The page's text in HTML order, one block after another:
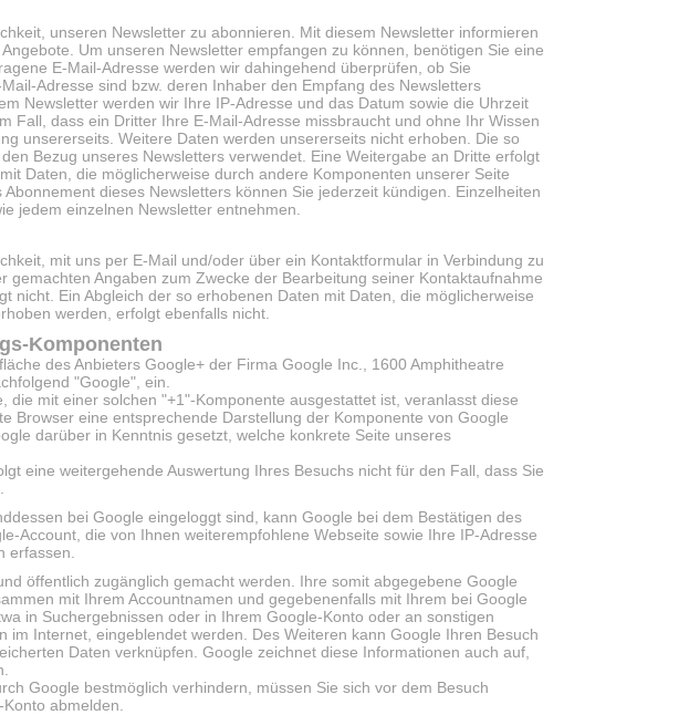
unseren Newsletter zu abonnieren. Mit diesem Newsletter informieren
Um unseren Newsletter empfangen zu können, benötigen Sie eine
E-Mail-Adresse werden wir dahingehend überprüfen, ob Sie
Adresse sind bzw. deren Inhaber den Empfang des Newsletters
Newsletter werden wir Ihre IP-Adresse und das Datum sowie die Uhrzeit
Fall, dass ein Dritter Ihre E-Mail-Adresse missbraucht und ohne Ihr Wissen
unsererseits. Weitere Daten werden unsererseits nicht erhoben. Die so
Bezug unseres Newsletters verwendet. Eine Weitergabe an Dritte erfolgt
Daten, die möglicherweise durch andere Komponenten unserer Seite
dieses Newsletters können Sie jederzeit kündigen. Einzelheiten
jedem einzelnen Newsletter entnehmen.
mit uns per E-Mail und/oder über ein Kontaktformular in Verbindung zu
gemachten Angaben zum Zwecke der Bearbeitung seiner Kontaktaufnahme
nicht. Ein Abgleich der so erhobenen Daten mit Daten, die möglicherweise
werden, erfolgt ebenfalls nicht.
Komponenten
des Anbieters Google+ der Firma Google Inc., 1600 Amphitheatre
"Google", ein.
die mit einer solchen "+1"-Komponente ausgestattet ist, veranlasst diese
Browser eine entsprechende Darstellung der Komponente von Google
darüber in Kenntnis gesetzt, welche konkrete Seite unseres
eine weitergehende Auswertung Ihres Besuchs nicht für den Fall, dass Sie
bei Google eingeloggt sind, kann Google bei dem Bestätigen des
Account, die von Ihnen weiterempfohlene Webseite sowie Ihre IP-Adresse
erfassen.
öffentlich zugänglich gemacht werden. Ihre somit abgegebene Google
mit Ihrem Accountnamen und gegebenenfalls mit Ihrem bei Google
in Suchergebnissen oder in Ihrem Google-Konto oder an sonstigen
im Internet, eingeblendet werden. Des Weiteren kann Google Ihren Besuch
Daten verknüpfen. Google zeichnet diese Informationen auch auf,
Google bestmöglich verhindern, müssen Sie sich vor dem Besuch
abmelden.